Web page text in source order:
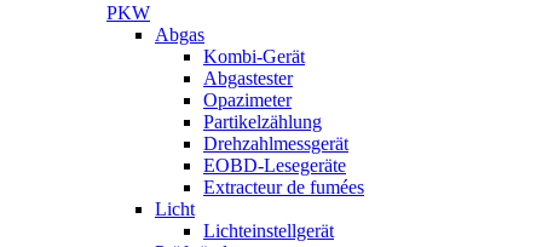
PKW
GammeAbgas
Kombi-Gerät
Abgastester
Opazimeter
Partikelzählung
Drehzahlmessgerät
EOBD-Lesegeräte
Extracteur de fumées
Licht
Lichteinstellgerät